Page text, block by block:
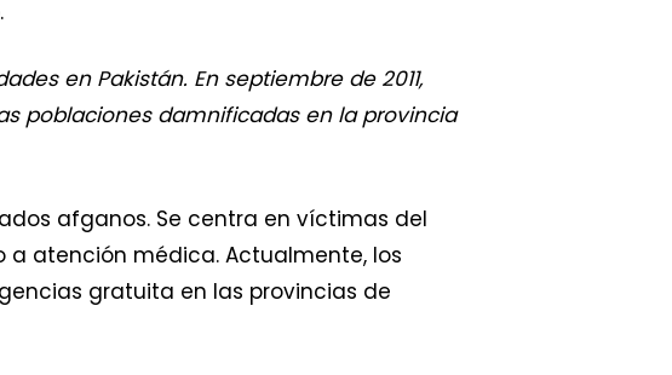
en Pakistán. En septiembre de 2011,
poblaciones damnificadas en la provincia
afganos. Se centra en víctimas del
atención médica. Actualmente, los
gratuita en las provincias de